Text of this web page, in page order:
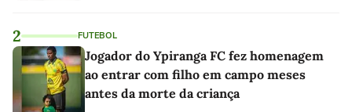
2 FUTEBOL
Jogador do Ypiranga FC fez homenagem
ao entrar com filho em campo meses
antes da morte da criança